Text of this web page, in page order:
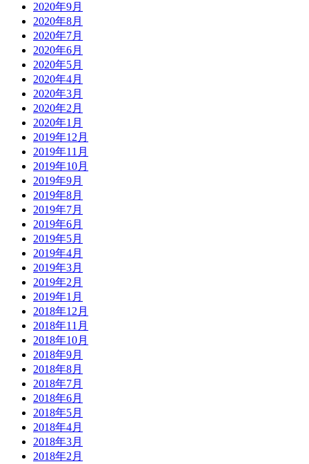
2020年9月
2020年8月
2020年7月
2020年6月
2020年5月
2020年4月
2020年3月
2020年2月
2020年1月
2019年12月
2019年11月
2019年10月
2019年9月
2019年8月
2019年7月
2019年6月
2019年5月
2019年4月
2019年3月
2019年2月
2019年1月
2018年12月
2018年11月
2018年10月
2018年9月
2018年8月
2018年7月
2018年6月
2018年5月
2018年4月
2018年3月
2018年2月